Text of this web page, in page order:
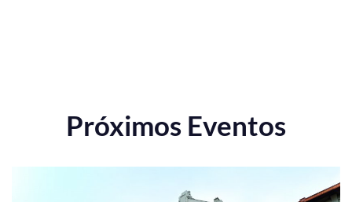
Próximos Eventos